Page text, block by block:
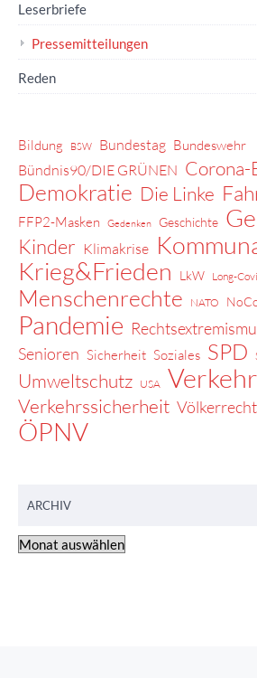
Leserbriefe
Pressemitteilungen
Reden
Bildung BSW Bundestag Bundeswehr
Bündnis90/DIE GRÜNEN Corona-
Demokratie Die Linke
FFP2-Masken Gedenken Geschichte
Kinder Klimakrise
Krieg&Frieden
LkW Long-
Menschenrechte NATO
Pandemie
Senioren Sicherheit Soziales SPD
Umweltschutz USA Verkehr
Verkehrssicherheit Völkerrecht
ÖPNV
ARCHIV